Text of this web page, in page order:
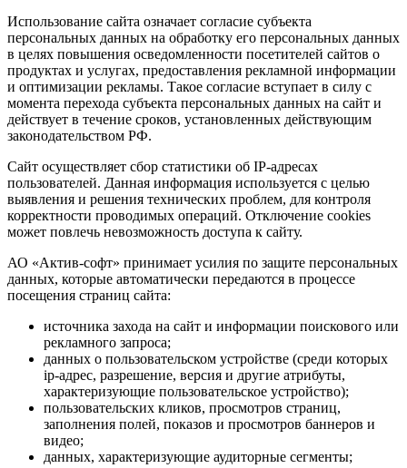
Использование сайта означает согласие субъекта
персональных данных на обработку его персональных данных
в целях повышения осведомленности посетителей сайтов о
продуктах и услугах, предоставления рекламной информации
и оптимизации рекламы. Такое согласие вступает в силу с
момента перехода субъекта персональных данных на сайт и
действует в течение сроков, установленных действующим
законодательством РФ.
Сайт осуществляет сбор статистики об IP-адресах
пользователей. Данная информация используется с целью
выявления и решения технических проблем, для контроля
корректности проводимых операций. Отключение cookies
может повлечь невозможность доступа к сайту.
АО «Актив-софт» принимает усилия по защите персональных
данных, которые автоматически передаются в процессе
посещения страниц сайта:
источника захода на сайт и информации поискового или
рекламного запроса;
данных о пользовательском устройстве (среди которых
ip-адрес, разрешение, версия и другие атрибуты,
характеризующие пользовательское устройство);
пользовательских кликов, просмотров страниц,
заполнения полей, показов и просмотров баннеров и
видео;
данных, характеризующие аудиторные сегменты;